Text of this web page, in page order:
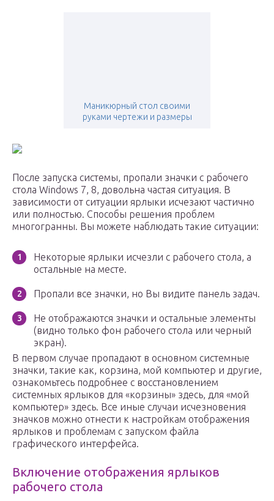
Маникюрный стол своими
руками чертежи и размеры
После запуска системы, пропали значки с рабочего
стола Windows 7, 8, довольна частая ситуация. В
зависимости от ситуации ярлыки исчезают частично
или полностью. Способы решения проблем
многогранны. Вы можете наблюдать такие ситуации:
Некоторые ярлыки исчезли с рабочего стола, а
остальные на месте.
Пропали все значки, но Вы видите панель задач.
Не отображаются значки и остальные элементы
(видно только фон рабочего стола или черный
экран).
В первом случае пропадают в основном системные
значки, такие как, корзина, мой компьютер и другие,
ознакомьтесь подробнее с восстановлением
системных ярлыков для «корзины» здесь, для «мой
компьютер» здесь. Все иные случаи исчезновения
значков можно отнести к настройкам отображения
ярлыков и проблемам с запуском файла
графического интерфейса.
Включение отображения ярлыков
рабочего стола